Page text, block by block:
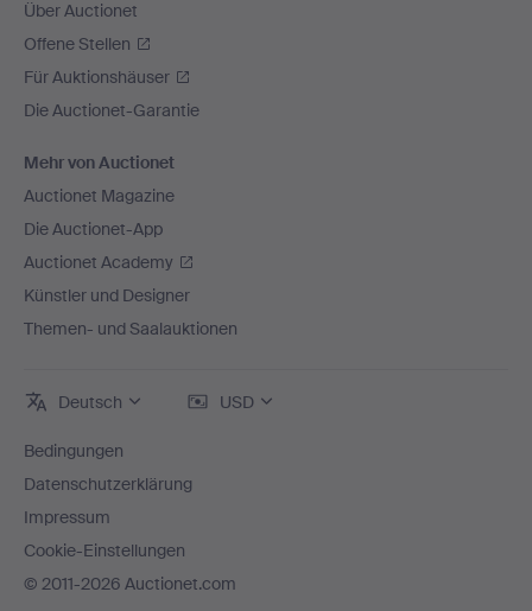
Über Auctionet
Offene Stellen
Für Auktionshäuser
Die Auctionet-Garantie
Mehr von Auctionet
Auctionet Magazine
Die Auctionet-App
Auctionet Academy
Künstler und Designer
Themen- und Saalauktionen
Deutsch USD
Bedingungen
Datenschutzerklärung
Impressum
Cookie-Einstellungen
© 2011-2026 Auctionet.com